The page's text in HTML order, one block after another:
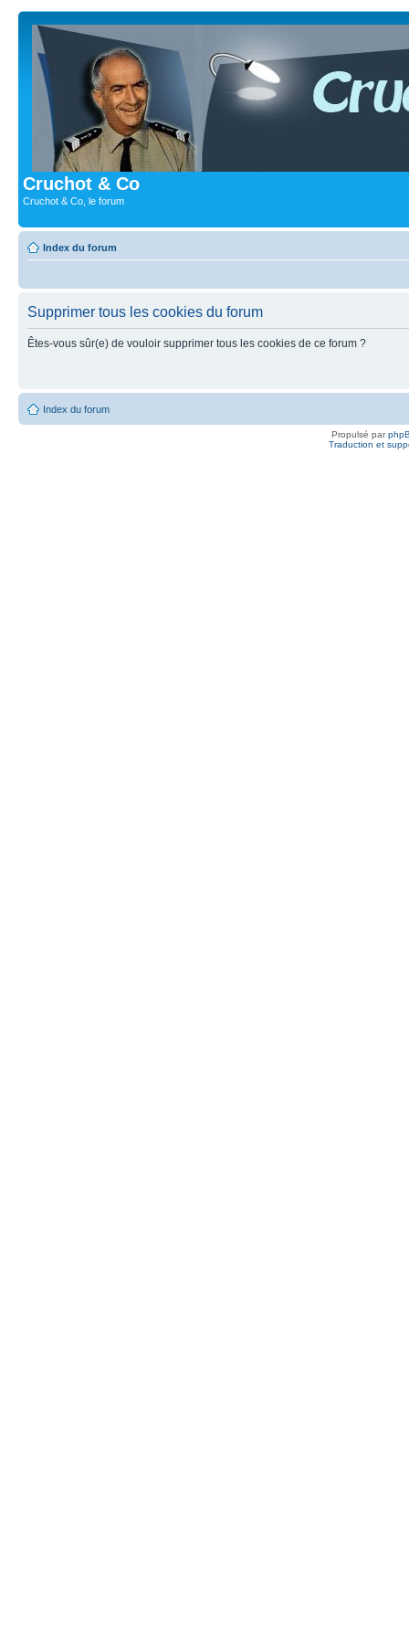
Cruchot & Co
Cruchot & Co, le forum
Index du forum
Supprimer tous les cookies du forum
Êtes-vous sûr(e) de vouloir supprimer tous les cookies de ce forum ?
Index du forum
Propulsé par
Traduction et